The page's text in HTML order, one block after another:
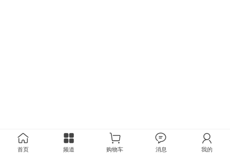
首页 频道 购物车 消息 我的